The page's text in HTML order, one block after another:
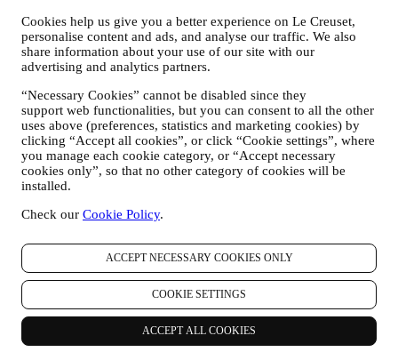
Cookies help us give you a better experience on Le Creuset,
personalise content and ads, and analyse our traffic. We also
share information about your use of our site with our
advertising and analytics partners.
“Necessary Cookies” cannot be disabled since they
support web functionalities, but you can consent to all the other
uses above (preferences, statistics and marketing cookies) by
clicking “Accept all cookies”, or click “Cookie settings”, where
you manage each cookie category, or “Accept necessary
cookies only”, so that no other category of cookies will be
installed.
Check our Cookie Policy.
ACCEPT NECESSARY COOKIES ONLY
COOKIE SETTINGS
ACCEPT ALL COOKIES
omstandigheden kunt u nog enkele berichten ontvangen totdat de
afmelding volledig is verwerkt.
Uw gegevens zijn onder uw controle
Vergeet niet dat u de controle hebt over uw gegevens en dat u uw
uw gegevens nooit zonder uw toestemming aan derden zullen
doorgeven voor hun eigen marketingdoeleinden. Voor informatie of
om uw privacyrechten uit te oefenen, kunt u ons mailen op
privacy@lecreuset.comom ons te laten weten waar wij u mee van
dienst kunnen zijn en wij zullen tijdig reageren.
Volledige Privacyverklaring van Le Creuset
te beschermen en in deze verklaring wordt uitgelegd hoe wij uw
met de EU-wetgeving inzake gegevensbescherming (met inbegrip
van de EU Algemene Verordening Gegevensbescherming
2016/679) en de wet inzake gegevensbescherming die van
toepassing is in uw land, gebied of locatie (de
"Gegevensbeschermingswetten").
1. WANNEER EN WELK SOORT GEGEVENS VERZAMELEN WIJ